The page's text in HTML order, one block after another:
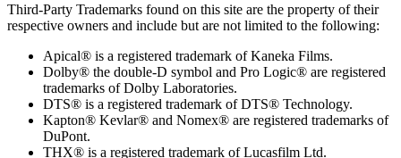
Third-Party Trademarks found on this site are the property of their
respective owners and include but are not limited to the following:
Apical® is a registered trademark of Kaneka Films.
Dolby® the double-D symbol and Pro Logic® are registered
trademarks of Dolby Laboratories.
DTS® is a registered trademark of DTS® Technology.
Kapton® Kevlar® and Nomex® are registered trademarks of
DuPont.
THX® is a registered trademark of Lucasfilm Ltd.